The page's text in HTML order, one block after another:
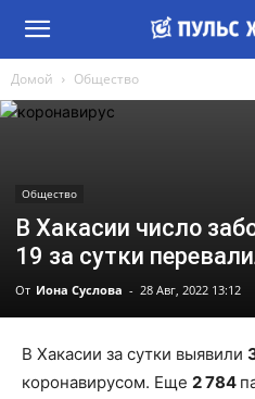
Домой Общество
Общество
В Хакасии число
19 за сутки
От Иона Суслова - 28 Авг, 2022 13:12
В Хакасии за сутки выявили
коронавирусом. Еще 2 784